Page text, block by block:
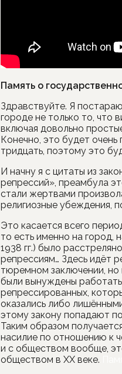
Память о
Здравствуйте. Я
городе не только то, что
включая довольно
Конечно, это будет
тридцать, поэтому это
И начну я с цитаты из
репрессий», преамбула
стали жертвами
религиозные убеждения,
Это касается всего
то есть именно на город,
1938 гг.) было
репрессиям… Здесь идёт
тюремном заключении, но
были вынуждены
репрессированных,
оказались либо
этому закону попадают
Таким образом
насилие по отношению к
и с обществом вообще,
обществом в XX веке.